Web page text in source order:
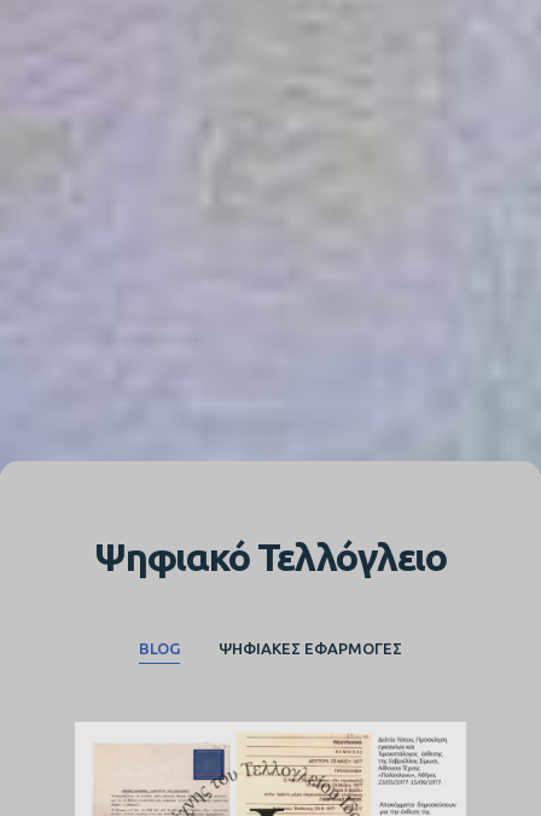
Ψηφιακό Τελλόγλειο
BLOG ΨΗΦΙΑΚΈΣ ΕΦΑΡΜΟΓΈΣ